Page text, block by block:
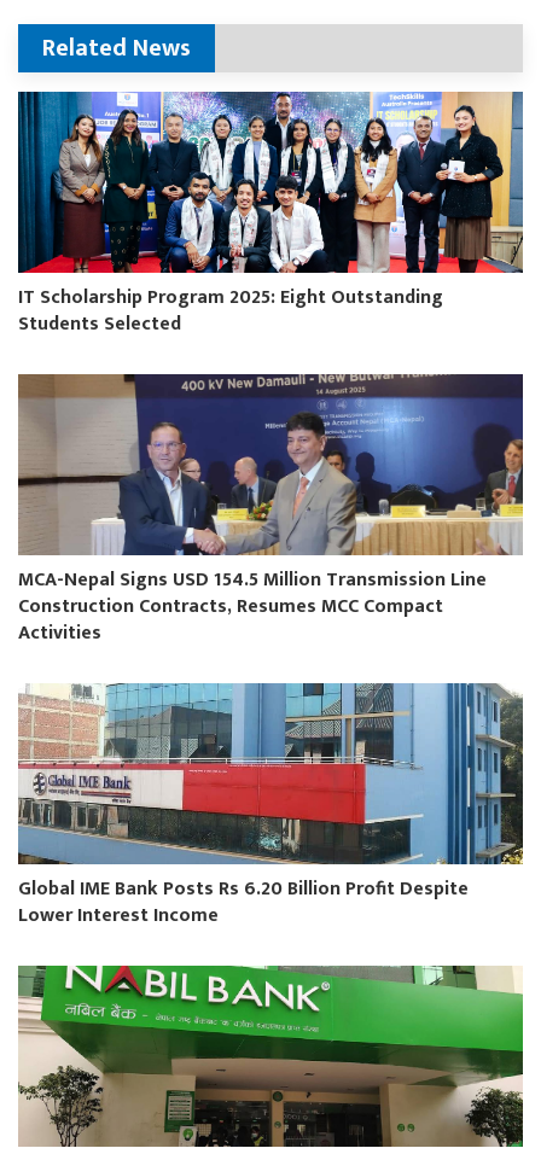
Related News
IT Scholarship Program 2025: Eight Outstanding
Students Selected
MCA-Nepal Signs USD 154.5 Million Transmission Line
Construction Contracts, Resumes MCC Compact
Activities
Global IME Bank Posts Rs 6.20 Billion Profit Despite
Lower Interest Income